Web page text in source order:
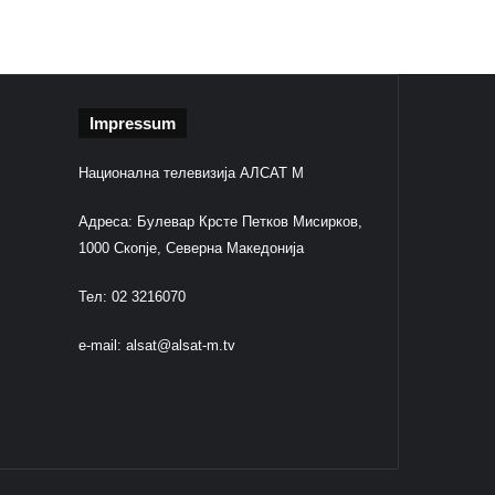
Impressum
Национална телевизија АЛСАТ М
Адреса: Булевар Крсте Петков Мисирков,
1000 Скопје, Северна Македонија
Тел: 02 3216070
e-mail: alsat@alsat-m.tv